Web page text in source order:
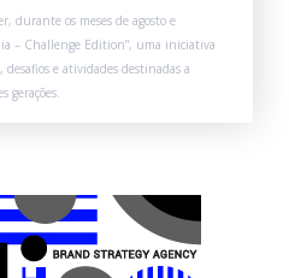
durante os meses de agosto e
– Challenge Edition”, uma iniciativa
e atividades destinadas a
gerações.